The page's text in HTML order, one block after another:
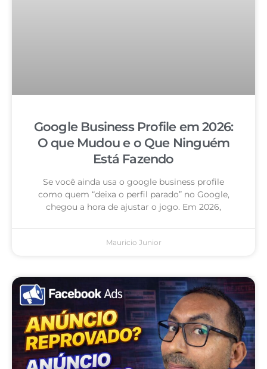
Google Business Profile em 2026:
O que Mudou e o Que Ninguém
Está Fazendo
Se você ainda usa o google business profile
como quem “deixa o perfil parado” no Google,
chegou a hora de ajustar o jogo. Em 2026,
Mauricio Junior